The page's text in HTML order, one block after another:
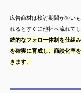
広告商材は検討期間が短い
れるとすぐに他社へ流れて
続的なフォロー体制を仕組
を確実に育成し、商談化率
きます。